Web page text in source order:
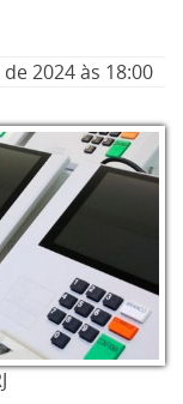
2024às 18:00